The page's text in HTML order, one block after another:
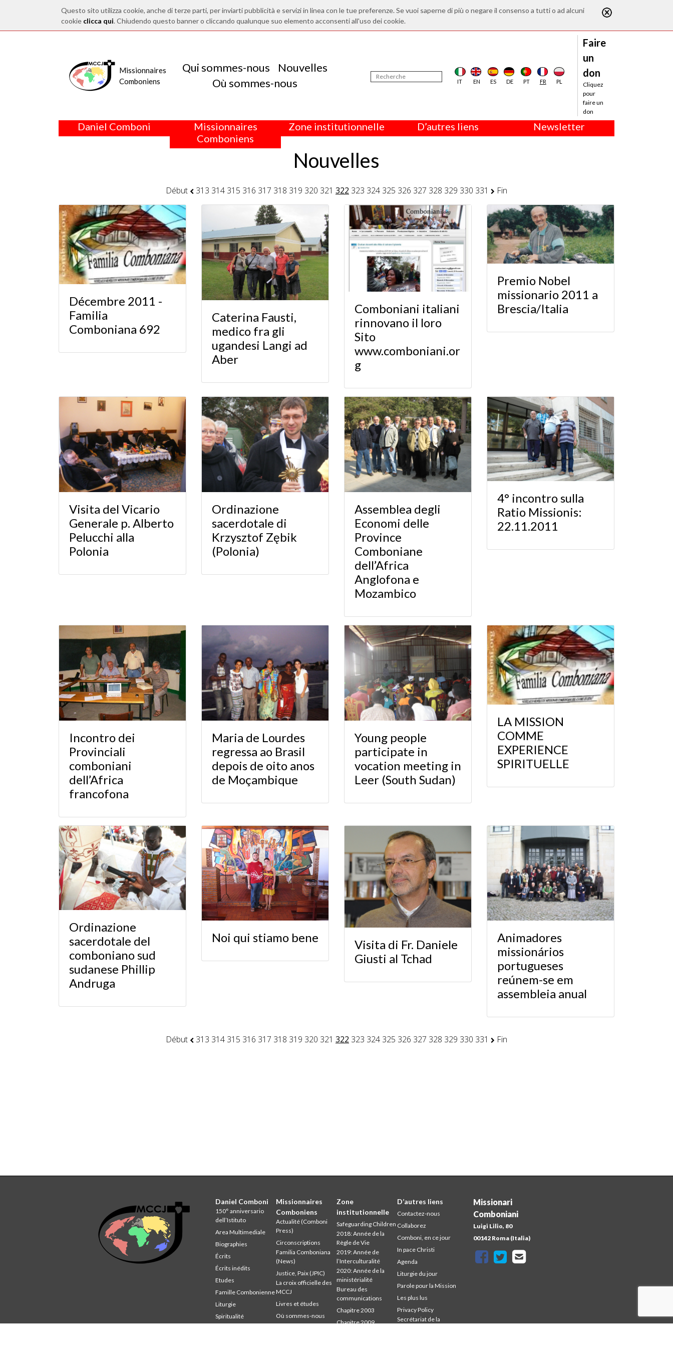
Questo sito utilizza cookie, anche di terze parti, per inviarti pubblicità e servizi in linea con le tue preferenze. Se vuoi saperne di più o negare il consenso a tutti o ad alcuni
cookie clicca qui. Chiudendo questo banner o cliccando qualunque suo elemento acconsenti all'uso dei cookie.
Missionnaires
Comboniens
Qui sommes-nous
Nouvelles
Où sommes-nous
IT EN ES DE PT FR PL
Faire
un
don
Cliquez
pour
faire un
don
Daniel Comboni
Missionnaires
Comboniens
Zone institutionnelle D’autres liens Newsletter
Nouvelles
Début 313 314 315 316 317 318 319 320 321 322 323 324 325 326 327 328 329 330 331 Fin
Décembre 2011 -
Familia
Comboniana 692
Caterina Fausti,
medico fra gli
ugandesi Langi ad
Aber
Comboniani italiani
rinnovano il loro
Sito
www.comboniani.or
g
Premio Nobel
missionario 2011 a
Brescia/Italia
Visita del Vicario
Generale p. Alberto
Pelucchi alla
Polonia
Ordinazione
sacerdotale di
Krzysztof Zębik
(Polonia)
Assemblea degli
Economi delle
Province
Comboniane
dell’Africa
Anglofona e
Mozambico
4° incontro sulla
Ratio Missionis:
22.11.2011
Incontro dei
Provinciali
comboniani
dell’Africa
francofona
Maria de Lourdes
regressa ao Brasil
depois de oito anos
de Moçambique
Young people
participate in
vocation meeting in
Leer (South Sudan)
LA MISSION
COMME
EXPERIENCE
SPIRITUELLE
Ordinazione
sacerdotale del
comboniano sud
sudanese Phillip
Andruga
Noi qui stiamo bene
Visita di Fr. Daniele
Giusti al Tchad
Animadores
missionários
portugueses
reúnem-se em
assembleia anual
Début 313 314 315 316 317 318 319 320 321 322 323 324 325 326 327 328 329 330 331 Fin
Missionari
Comboniani
Luigi Lilio, 80
00142 Roma (Italia)
Daniel Comboni
150° anniversario
dell’Istituto
Area Multimediale
Biographies
Écrits
Écrits inédits
Etudes
Famille Combonienne
Liturgie
Spiritualité
Studium
Missionnaires
Comboniens
Actualité (Comboni
Press)
Circonscriptions
Familia Comboniana
(News)
Justice, Paix (JPIC)
La croix officielle des
MCCJ
Livres et études
Où sommes-nous
Zone
institutionnelle
Safeguarding Children
2018: Année de la
Règle de Vie
2019: Année de
l’Interculturalité
2020: Année de la
ministérialité
Bureau des
communications
Chapitre 2003
Chapitre 2009
D’autres liens
Contactez-nous
Collaborez
Comboni, en ce jour
In pace Christi
Agenda
Liturgie du jour
Parole pour la Mission
Les plus lus
Privacy Policy
Secrétariat de la